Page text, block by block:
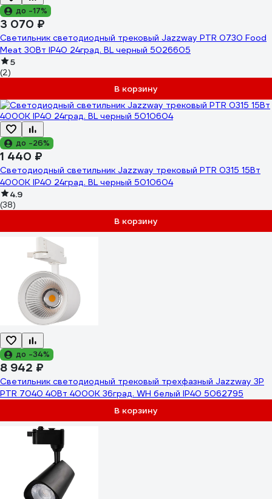
до -17%
3 070 ₽
Светильник светодиодный трековый Jazzway PTR 0730 Food
Meat 30Вт IP40 24град. BL черный 5026605
5
(2)
В корзину
до -26%
1 440 ₽
Светодиодный светильник Jazzway трековый PTR 0315 15Вт
4000К IP40 24град. BL черный 5010604
4.9
(38)
В корзину
до -34%
8 942 ₽
Светильник светодиодный трековый трехфазный Jazzway 3P
PTR 7040 40Вт 4000K 36град. WH белый IP40 5062795
В корзину